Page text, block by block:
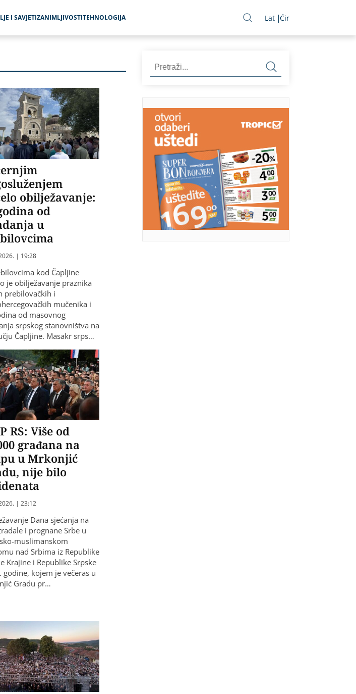
I SAVJETIZANIMLJIVOSTITEHNOLOGIJA Lat Ćir
obilježavanje:
od
u
| 19:28
kod Čapljine
je obilježavanje praznika
prebilovačkih i
mučenika i
od masovnog
srpskog stanovništva na
Čapljine. Masakr srps…
RS: Više od
građana na
u Mrkonjić
nije bilo
| 23:12
Dana sjećanja na
i prognane Srbe u
muslimanskom
nad Srbima iz Republike
Krajine i Republike Srpske
godine, kojem je večeras u
Gradu pr…